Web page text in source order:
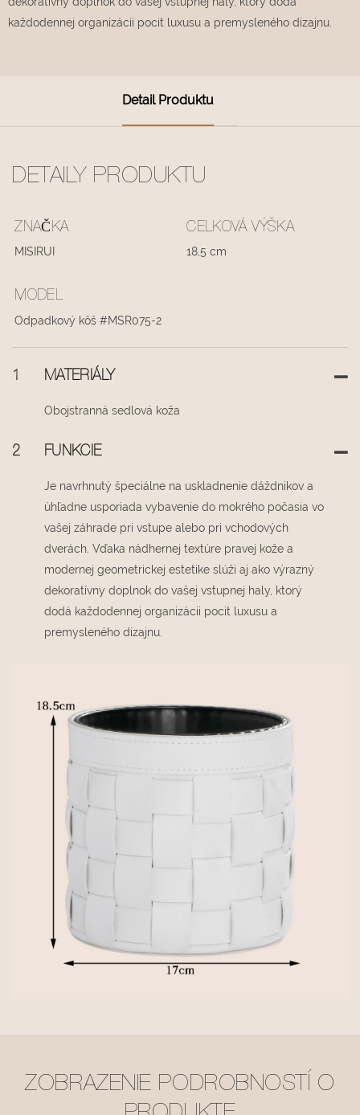
každodennej organizácii pocit luxusu a premysleného dizajnu.
Detail Produktu
DETAILY PRODUKTU
ZNAČKA
MISIRUI
CELKOVÁ VÝŠKA
18,5 cm
MODEL
Odpadkový kôš #MSR075-2
1 MATERIÁLY
Obojstranná sedlová koža
2 FUNKCIE
Je navrhnutý špeciálne na uskladnenie dáždnikov a
úhľadne usporiada vybavenie do mokrého počasia vo
vašej záhrade pri vstupe alebo pri vchodových
dverách. Vďaka nádhernej textúre pravej kože a
modernej geometrickej estetike slúži aj ako výrazný
dekoratívny doplnok do vašej vstupnej haly, ktorý
dodá každodennej organizácii pocit luxusu a
premysleného dizajnu.
ZOBRAZENIE PODROBNOSTÍ O